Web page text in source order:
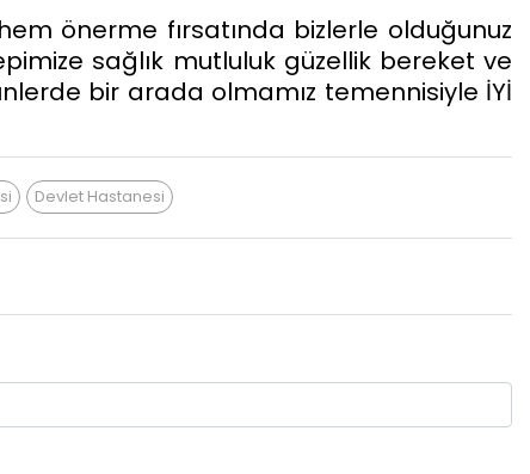
önerme fırsatında bizlerle olduğunuz
sağlık mutluluk güzellik bereket ve
bir arada olmamız temennisiyle İYİ
Devlet Hastanesi